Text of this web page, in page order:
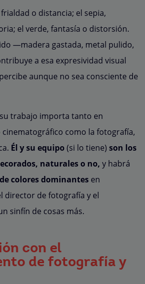
o distancia; el sepia,
el verde, fantasía o distorsión.
—madera gastada, metal pulido,
a esa expresividad visual
aunque no sea consciente de
trabajo importa tanto en
como la fotografía,
Él y su equipo (si lo tiene) son los
naturales o no, y habrá
colores dominantes en
director de fotografía y el
sinfín de cosas más.
con el
de fotografía y